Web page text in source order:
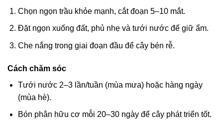
Chọn ngọn trầu khỏe mạnh, cắt đoạn 5–10 mắt.
Đặt ngọn xuống đất, phủ nhẹ và tưới nước để giữ ẩm.
Che nắng trong giai đoạn đầu để cây bén rễ.
Cách chăm sóc
Tưới nước 2–3 lần/tuần (mùa mưa) hoặc hàng ngày
(mùa hè).
Bón phân hữu cơ mỗi 20–30 ngày để cây phát triển tốt.